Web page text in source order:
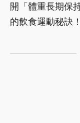
開「體重長期保
的飲食運動秘訣！